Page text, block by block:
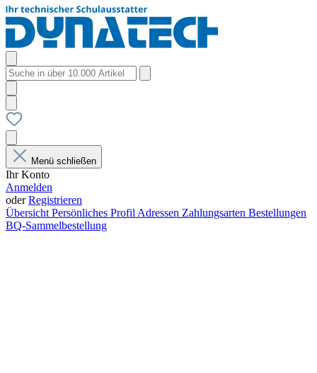
Menü schließen
Ihr Konto
Anmelden
oderRegistrieren
Übersicht Persönliches Profil Adressen Zahlungsarten Bestellungen
BQ-Sammelbestellung